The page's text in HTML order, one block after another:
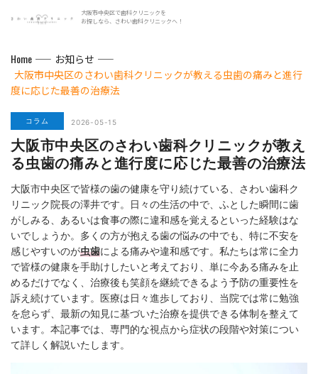
大阪市中央区で歯科クリニックを
お探しなら、さわい歯科クリニックへ！
Home
お知らせ
大阪市中央区のさわい歯科クリニックが教える虫歯の痛みと進行
度に応じた最善の治療法
コラム 2026-05-15
大阪市中央区のさわい歯科クリニックが教え
る虫歯の痛みと進行度に応じた最善の治療法
大阪市中央区で皆様の歯の健康を守り続けている、さわい歯科ク
リニック院長の澤井です。日々の生活の中で、ふとした瞬間に歯
がしみる、あるいは食事の際に違和感を覚えるといった経験はな
いでしょうか。多くの方が抱える歯の悩みの中でも、特に不安を
感じやすいのが虫歯による痛みや違和感です。私たちは常に全力
で皆様の健康を手助けしたいと考えており、単に今ある痛みを止
めるだけでなく、治療後も笑顔を継続できるよう予防の重要性を
訴え続けています。医療は日々進歩しており、当院では常に勉強
を怠らず、最新の知見に基づいた治療を提供できる体制を整えて
います。本記事では、専門的な視点から症状の段階や対策につい
て詳しく解説いたします。